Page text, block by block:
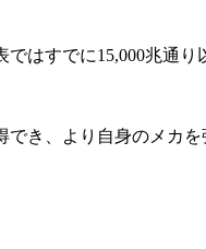
はすでに15,000兆通り
き、より自身のメカ